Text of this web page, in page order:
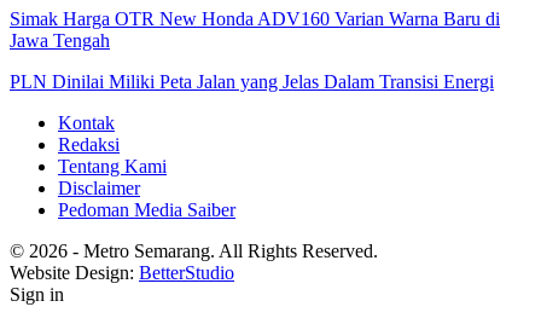
Simak Harga OTR New Honda ADV160 Varian Warna Baru di
Jawa Tengah
PLN Dinilai Miliki Peta Jalan yang Jelas Dalam Transisi Energi
Kontak
Redaksi
Tentang Kami
Disclaimer
Pedoman Media Saiber
© 2026 - Metro Semarang. All Rights Reserved.
Website Design: BetterStudio
Sign in